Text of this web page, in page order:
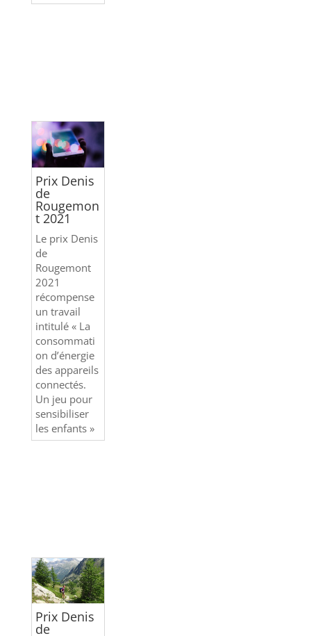
Prix Denis
de
Rougemon
t 2021
Le prix Denis
de
Rougemont
2021
récompense
un travail
intitulé « La
consommati
on d’énergie
des appareils
connectés.
Un jeu pour
sensibiliser
les enfants »
Prix Denis
de